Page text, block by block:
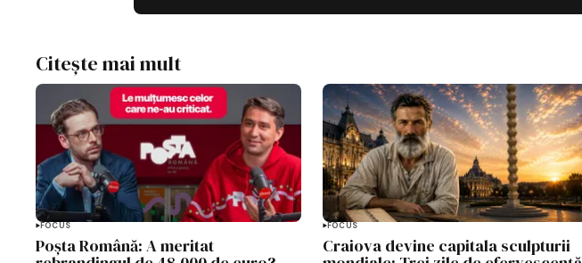
Citește mai mult
FOCUS
Poșta Română: A meritat
FOCUS
Craiova devine capitala sculpturii